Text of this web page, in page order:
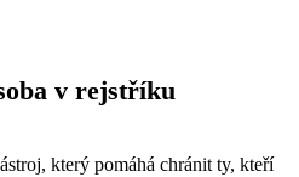
v rejstříku
který pomáhá chránit ty, kteří